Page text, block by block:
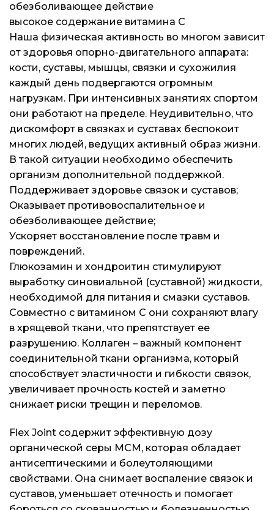
обезболивающее действие
высокое содержание витамина С
Наша физическая активность во многом зависит
от здоровья опорно-двигательного аппарата:
кости, суставы, мышцы, связки и сухожилия
каждый день подвергаются огромным
нагрузкам. При интенсивных занятиях спортом
они работают на пределе. Неудивительно, что
дискомфорт в связках и суставах беспокоит
многих людей, ведущих активный образ жизни.
В такой ситуации необходимо обеспечить
организм дополнительной поддержкой.
Поддерживает здоровье связок и суставов;
Оказывает противовоспалительное и
обезболивающее действие;
Ускоряет восстановление после травм и
повреждений.
Глюкозамин и хондроитин стимулируют
выработку синовиальной (суставной) жидкости,
необходимой для питания и смазки суставов.
Совместно с витамином С они сохраняют влагу
в хрящевой ткани, что препятствует ее
разрушению. Коллаген – важный компонент
соединительной ткани организма, который
способствует эластичности и гибкости связок,
увеличивает прочность костей и заметно
снижает риски трещин и переломов.
Flex Joint содержит эффективную дозу
органической серы МСМ, которая обладает
антисептическими и болеутоляющими
свойствами. Она снимает воспаление связок и
суставов, уменьшает отечность и помогает
Бренды
Подарочные сертификаты
Магазины
Контакты
Доставка и оплата
Блог
Бренды
Подарочные сертификаты
Магазины
Контакты
Доставка и оплата
Блог
Бренды
Подарочные сертификаты
Магазины
Контакты
Доставка и оплата
Блог